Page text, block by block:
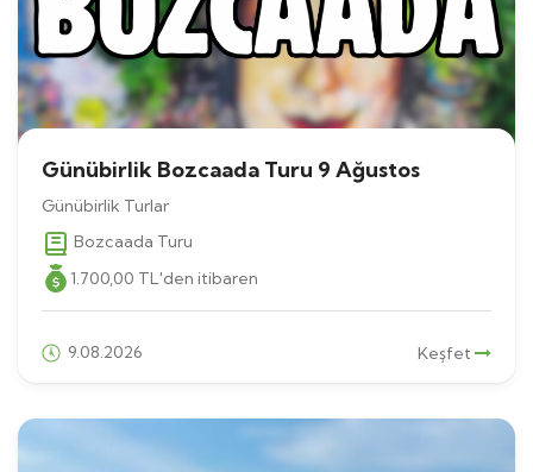
Günübirlik Bozcaada Turu 9 Ağustos
Günübirlik Turlar
Bozcaada Turu
1.700,00 TL'den itibaren
9.08.2026 Keşfet